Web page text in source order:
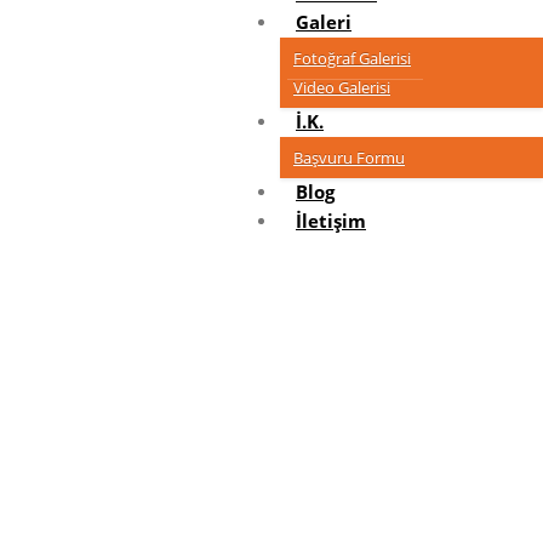
Galeri
Fotoğraf Galerisi
Video Galerisi
İ.K.
Başvuru Formu
Blog
İletişim